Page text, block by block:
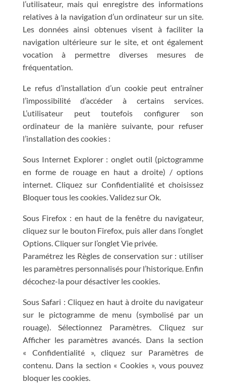
l’utilisateur, mais qui enregistre des informations
relatives à la navigation d’un ordinateur sur un site.
Les données ainsi obtenues visent à faciliter la
navigation ultérieure sur le site, et ont également
vocation à permettre diverses mesures de
fréquentation.
Le refus d’installation d’un cookie peut entraîner
l’impossibilité d’accéder à certains services.
L’utilisateur peut toutefois configurer son
ordinateur de la manière suivante, pour refuser
l’installation des cookies :
Sous Internet Explorer : onglet outil (pictogramme
en forme de rouage en haut a droite) / options
internet. Cliquez sur Confidentialité et choisissez
Bloquer tous les cookies. Validez sur Ok.
Sous Firefox : en haut de la fenêtre du navigateur,
cliquez sur le bouton Firefox, puis aller dans l’onglet
Options. Cliquer sur l’onglet Vie privée.
Paramétrez les Règles de conservation sur : utiliser
les paramètres personnalisés pour l’historique. Enfin
décochez-la pour désactiver les cookies.
Sous Safari : Cliquez en haut à droite du navigateur
sur le pictogramme de menu (symbolisé par un
rouage). Sélectionnez Paramètres. Cliquez sur
Afficher les paramètres avancés. Dans la section
« Confidentialité », cliquez sur Paramètres de
contenu. Dans la section « Cookies », vous pouvez
bloquer les cookies.